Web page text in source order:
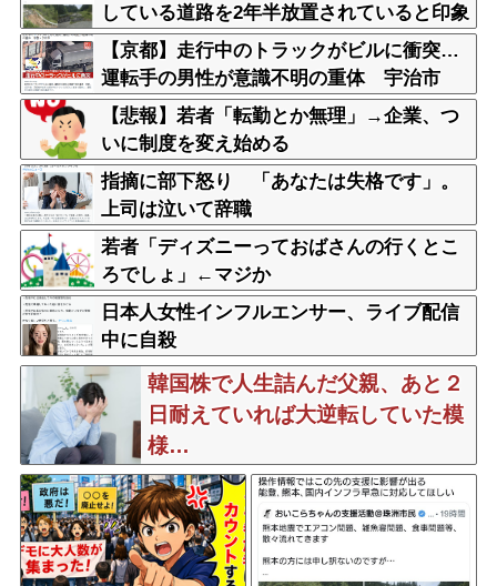
している道路を2年半放置されていると印象
操作してしまう
【京都】走行中のトラックがビルに衝突…
運転手の男性が意識不明の重体 宇治市
【悲報】若者「転勤とか無理」→企業、つ
いに制度を変え始める
指摘に部下怒り 「あなたは失格です」。
上司は泣いて辞職
若者「ディズニーっておばさんの行くとこ
ろでしょ」←マジか
日本人女性インフルエンサー、ライブ配信
中に自殺
韓国株で人生詰んだ父親、あと２
日耐えていれば大逆転していた模
様…